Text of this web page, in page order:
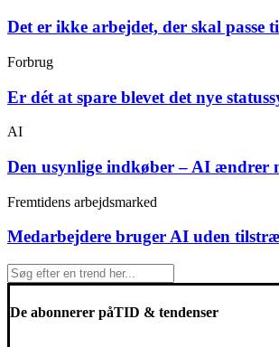
Det er ikke arbejdet, der skal passe
Forbrug
Er dét at spare blevet det nye
AI
Den usynlige indkøber – AI ændrer
Fremtidens arbejdsmarked
Medarbejdere bruger AI uden
De abonnerer påTID & tendenser